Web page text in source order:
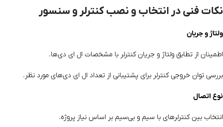
نکات فنی در انتخاب و نصب کنترلر و سنسور
ولتاژ و جریان
اطمینان از تطابق ولتاژ و جریان کنترلر با مشخصات ال ای دی‌ها.
بررسی توان خروجی کنترلر برای پشتیبانی از تعداد ال ای دی‌های مورد نظر.
نوع اتصال
انتخاب بین کنترلرهای با سیم و بی‌سیم بر اساس نیاز پروژه.